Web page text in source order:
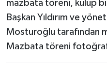
mazbata töreni, kulüp
Başkan Yıldırım ve
Mosturoğlu tarafından
Mazbata töreni